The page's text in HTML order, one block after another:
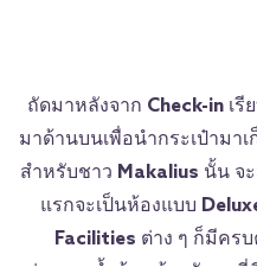
ถัดมาหลังจาก Check-in เรี
มาด้านบนเพื่อนำกระเป๋ามา
สำหรับชาว Makalius นั้น จ
แรกจะเป็นห้องแบบ
Facilities ต่าง ๆ ก็มีคร